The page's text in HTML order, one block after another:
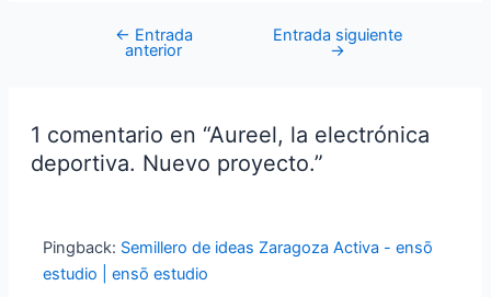
← Entrada
anterior
Entrada siguiente
→
1 comentario en “Aureel, la electrónica
deportiva. Nuevo proyecto.”
Pingback: Semillero de ideas Zaragoza Activa - ensō
estudio | ensō estudio